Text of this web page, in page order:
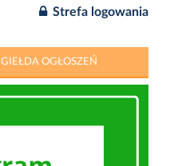
Strefa logowania
GIEŁDA OGŁOSZEŃ